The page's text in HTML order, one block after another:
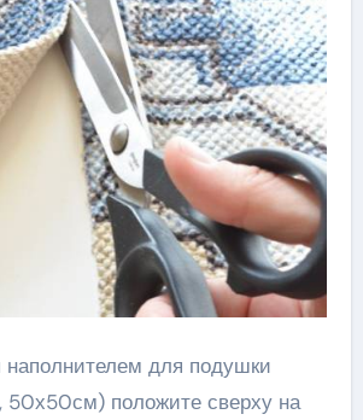
для подушки
положите сверху на